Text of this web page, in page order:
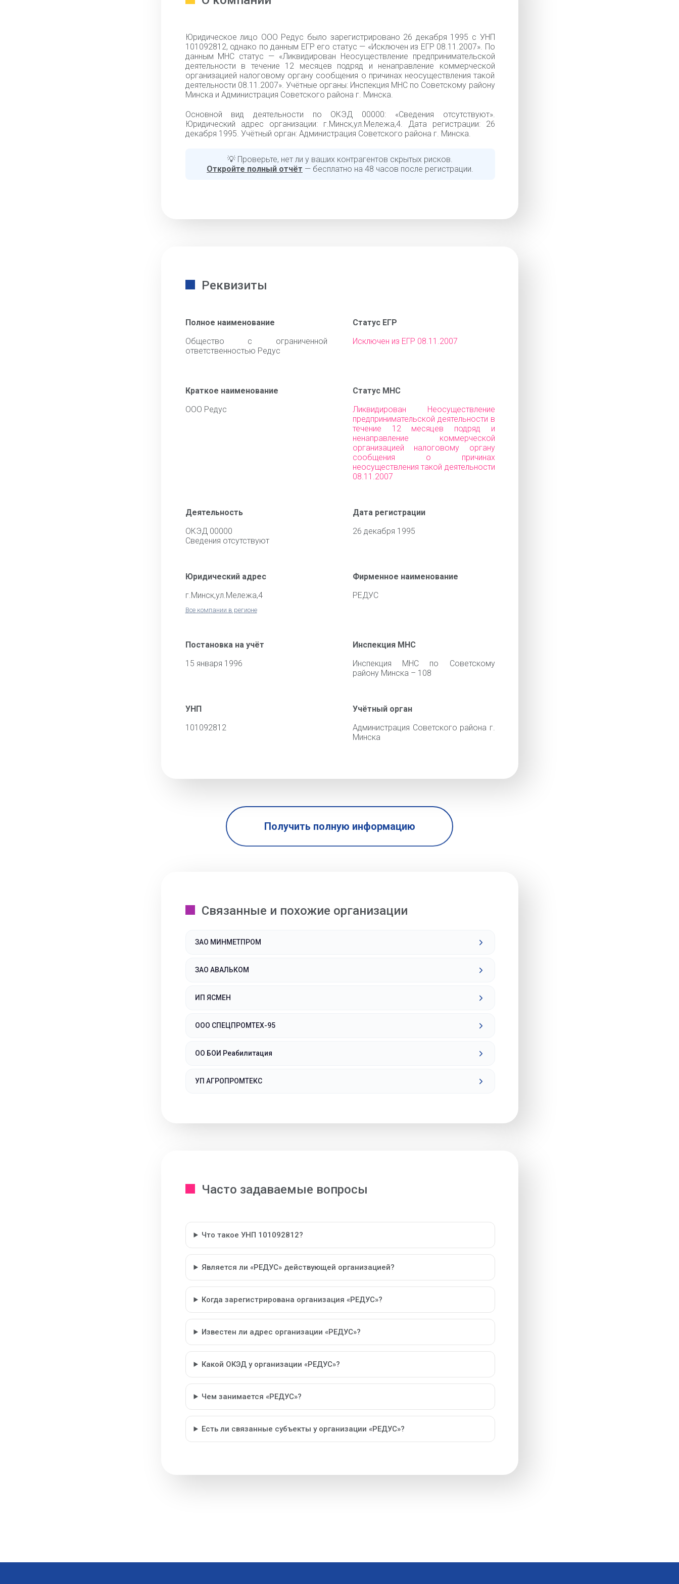
Юридическое лицо ООО Редус было зарегистрировано 26 декабря 1995 с УНП
101092812, однако по данным ЕГР его статус — «Исключен из ЕГР 08.11.2007». По
данным МНС статус — «Ликвидирован Неосуществление предпринимательской
деятельности в течение 12 месяцев подряд и ненаправление коммерческой
организацией налоговому органу сообщения о причинах неосуществления такой
деятельности 08.11.2007». Учётные органы: Инспекция МНС по Советскому району
Минска и Администрация Советского района г. Минска.
Основной вид деятельности по ОКЭД 00000: «Cведения отсутствуют».
Юридический адрес организации: г.Минск,ул.Мележа,4. Дата регистрации: 26
декабря 1995. Учётный орган: Администрация Советского района г. Минска.
💡 Проверьте, нет ли у ваших контрагентов скрытых рисков.
Откройте полный отчёт — бесплатно на 48 часов после регистрации.
Реквизиты
Полное наименование
Общество с ограниченной
ответственностью Редус
Статус ЕГР
Исключен из ЕГР 08.11.2007
Краткое наименование
ООО Редус
Статус МНС
Ликвидирован Неосуществление
предпринимательской деятельности в
течение 12 месяцев подряд и
ненаправление коммерческой
организацией налоговому органу
сообщения о причинах
неосуществления такой деятельности
08.11.2007
Деятельность
ОКЭД 00000
Cведения отсутствуют
Дата регистрации
26 декабря 1995
Юридический адрес
г.Минск,ул.Мележа,4
Все компании в регионе
Фирменное наименование
РЕДУС
Постановка на учёт
15 января 1996
Инспекция МНС
Инспекция МНС по Советскому
району Минска – 108
УНП
101092812
Учётный орган
Администрация Советского района г.
Минска
Получить полную информацию
Связанные и похожие организации
ЗАО МИНМЕТПРОМ
ЗАО АВАЛЬКОМ
ИП ЯСМЕН
ООО СПЕЦПРОМТЕХ-95
ОО БОИ Реабилитация
УП АГРОПРОМТЕКС
Часто задаваемые вопросы
Что такое УНП 101092812?
Является ли «РЕДУС» действующей организацией?
Когда зарегистрирована организация «РЕДУС»?
Известен ли адрес организации «РЕДУС»?
Какой ОКЭД у организации «РЕДУС»?
Чем занимается «РЕДУС»?
Есть ли связанные субъекты у организации «РЕДУС»?